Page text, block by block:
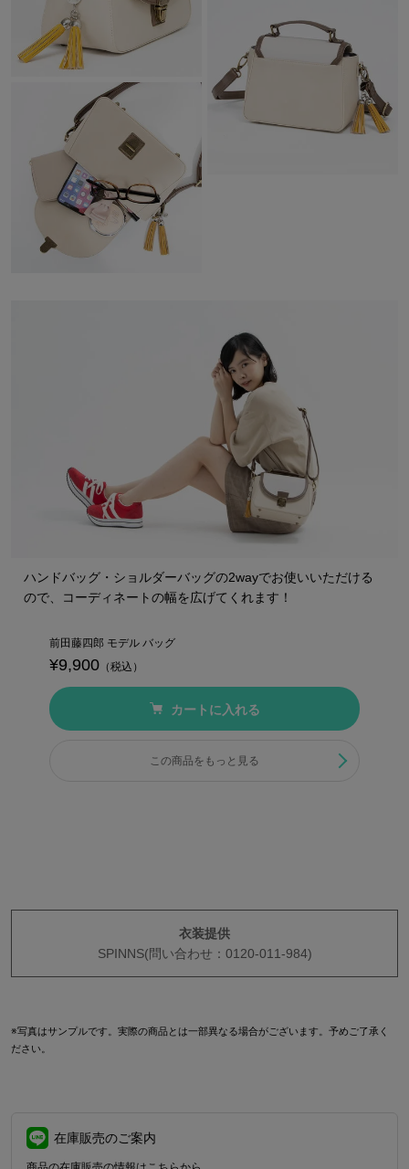
ハンドバッグ・ショルダーバッグの2wayでお使いいただける
ので、コーディネートの幅を広げてくれます！
前田藤四郎 モデル バッグ
¥9,900 （税込）
カートに入れる
この商品をもっと見る
衣装提供
SPINNS(問い合わせ：0120-011-984)
※写真はサンプルです。実際の商品とは一部異なる場合がございます。予めご了承く
ださい。
在庫販売のご案内